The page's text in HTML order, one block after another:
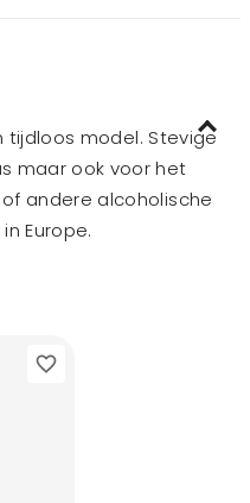
tijdloos model. Stevige
maar ook voor het
andere alcoholische
Europe.